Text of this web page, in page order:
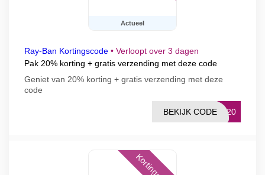
Actueel
Ray-Ban Kortingscode • Verloopt over 3 dagen
Pak 20% korting + gratis verzending met deze code
Geniet van 20% korting + gratis verzending met deze
code
IC20
BEKIJK CODE